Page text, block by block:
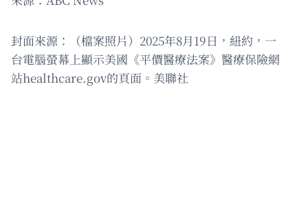
封面來源：（檔案照片）2025年8月19日，紐約，一
台電腦螢幕上顯示美國《平價醫療法案》醫療保險網
站healthcare.gov的頁面。美聯社